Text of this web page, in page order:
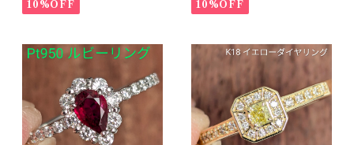
10%OFF 10%OFF